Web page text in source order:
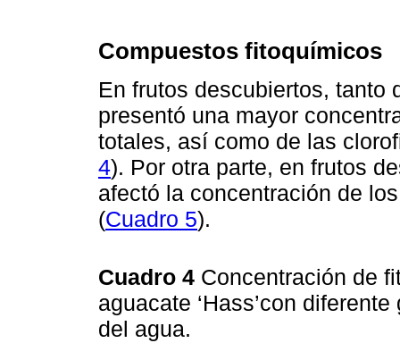
Compuestos fitoquímicos
En frutos descubiertos, tanto
presentó una mayor
totales, así como de las
4). Por otra parte, en frutos
afectó la concentración de
(Cuadro 5).
Cuadro 4 Concentración de
aguacate ‘Hass’con
del agua.